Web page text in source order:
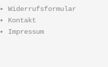
Widerrufsformular
Kontakt
Impressum